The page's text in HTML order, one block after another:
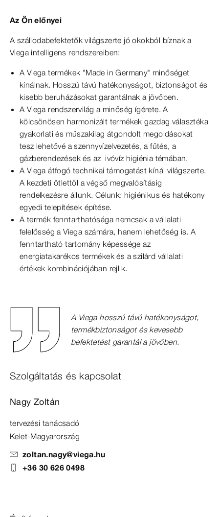
Az Ön előnyei
A szállodabefektetők világszerte jó okokból bíznak a
Viega intelligens rendszereiben:
A Viega termékek "Made in Germany" minőséget
kínálnak. Hosszú távú hatékonyságot, biztonságot és
kisebb beruházásokat garantálnak a jövőben.
A Viega rendszervilág a minőség ígérete. A
kölcsönösen harmonizált termékek gazdag választéka
gyakorlati és műszakilag átgondolt megoldásokat
tesz lehetővé a szennyvízelvezetés, a fűtés, a
gázberendezések és az ivóvíz higiénia témában.
A Viega átfogó technikai támogatást kínál világszerte.
A kezdeti ötlettől a végső megvalósításig
rendelkezésre állunk. Célunk: higiénikus és hatékony
egyedi telepítések építése.
A termék fenntarthatósága nemcsak a vállalati
felelősség a Viega számára, hanem lehetőség is. A
fenntartható tartomány képessége az
energiatakarékos termékek és a szilárd vállalati
értékek kombinációjában rejlik.
A Viega hosszú távú hatékonyságot,
termékbiztonságot és kevesebb
befektetést garantál a jövőben.
Szolgáltatás és kapcsolat
Nagy Zoltán
tervezési tanácsadó
Kelet-Magyarország
zoltan.nagy@viega.hu
+36 30 626 0498